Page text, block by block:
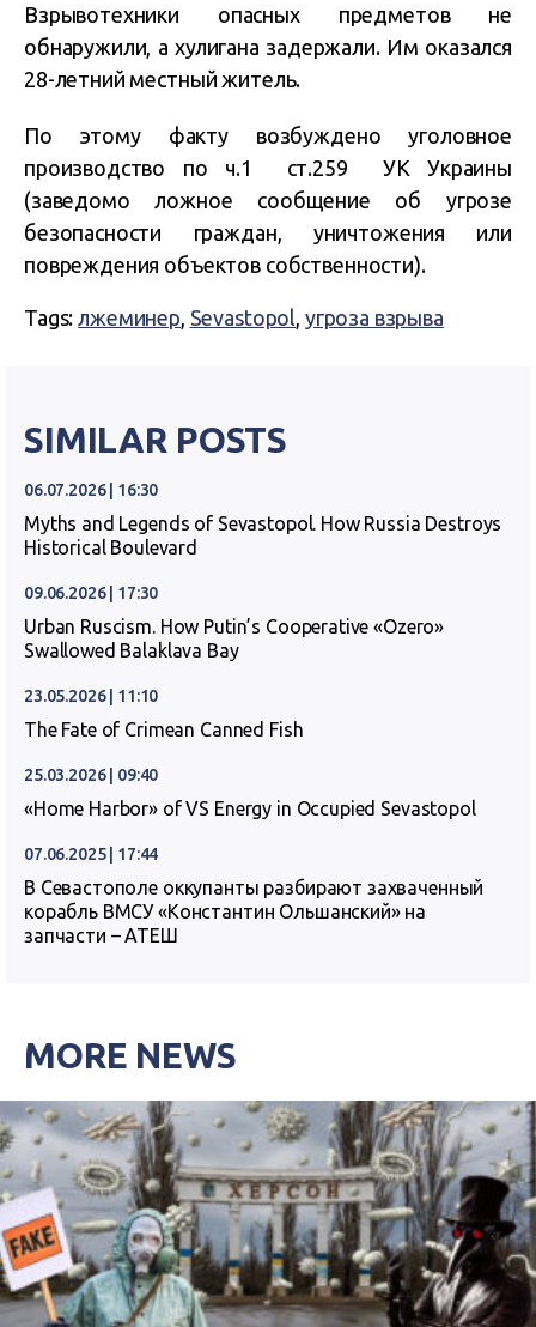
Взрывотехники опасных предметов не
обнаружили, а хулигана задержали. Им оказался
28-летний местный житель.
По этому факту возбуждено уголовное
производство по ч.1
ст.259
УК Украины
(заведомо ложное сообщение об угрозе
безопасности граждан, уничтожения или
повреждения объектов собственности).
Tags:лжеминер, Sevastopol, угроза взрыва
SIMILAR POSTS
06.07.2026 | 16:30
Myths and Legends of Sevastopol. How Russia Destroys
Historical Boulevard
09.06.2026 | 17:30
Urban Ruscism. How Putin’s Cooperative «Ozero»
Swallowed Balaklava Bay
23.05.2026 | 11:10
The Fate of Crimean Canned Fish
25.03.2026 | 09:40
«Home Harbor» of VS Energy in Occupied Sevastopol
07.06.2025 | 17:44
В Севастополе оккупанты разбирают захваченный
корабль ВМСУ «Константин Ольшанский» на
запчасти – АТЕШ
MORE NEWS